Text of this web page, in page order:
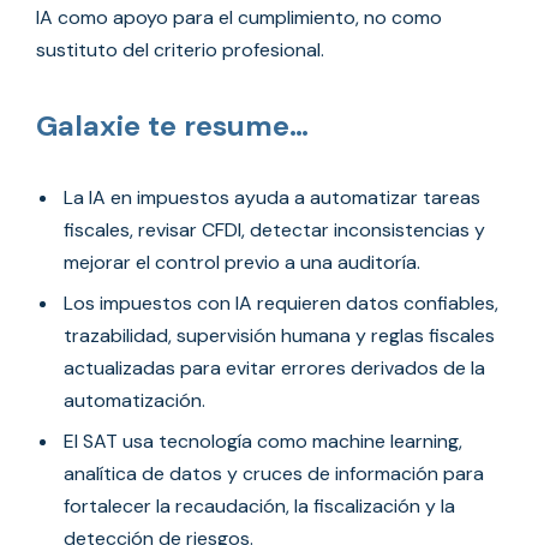
IA como apoyo para el cumplimiento, no como
sustituto del criterio profesional.
Galaxie te resume…
La IA en impuestos ayuda a automatizar tareas
fiscales, revisar CFDI, detectar inconsistencias y
mejorar el control previo a una auditoría.
Los impuestos con IA requieren datos confiables,
trazabilidad, supervisión humana y reglas fiscales
actualizadas para evitar errores derivados de la
automatización.
El SAT usa tecnología como machine learning,
analítica de datos y cruces de información para
fortalecer la recaudación, la fiscalización y la
detección de riesgos.